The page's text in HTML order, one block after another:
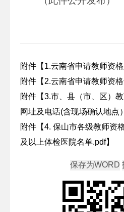
附件【 1.云南省申请教师资
附件【 2.云南省申请教师资
附件【3.市、县（市、区）
网址及电话(含现场确认地点
附件【4. 保山市各级教师资
及以上体检医院名单.pdf】